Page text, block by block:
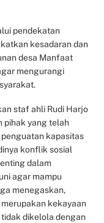
pendekatan
kesadaran dan
desa Manfaat
mengurangi
staf ahli Rudi Harjo
pihak yang telah
kapasitas
konflik sosial
dalam
agar mampu
menegaskan,
kekayaan
dikelola dengan